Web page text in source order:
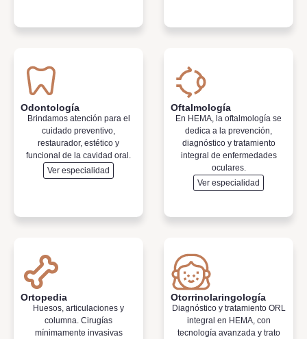
Odontología
Brindamos atención para el
cuidado preventivo,
restaurador, estético y
funcional de la cavidad oral.
Ver especialidad
Oftalmología
En HEMA, la oftalmología se
dedica a la prevención,
diagnóstico y tratamiento
integral de enfermedades
oculares.
Ver especialidad
Ortopedia
Huesos, articulaciones y
columna. Cirugías
mínimamente invasivas
Otorrinolaringología
Diagnóstico y tratamiento ORL
integral en HEMA, con
tecnología avanzada y trato